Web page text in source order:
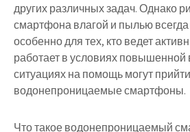
других различных задач. Однако
смартфона влагой и пылью всегда
особенно для тех, кто ведет
работает в условиях повышенной
ситуациях на помощь могут прийти
водонепроницаемые смартфоны.
Что такое водонепроницаемый